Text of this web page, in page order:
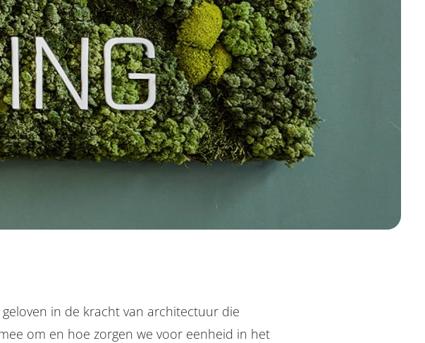
in de kracht van architectuur die
om en hoe zorgen we voor eenheid in het